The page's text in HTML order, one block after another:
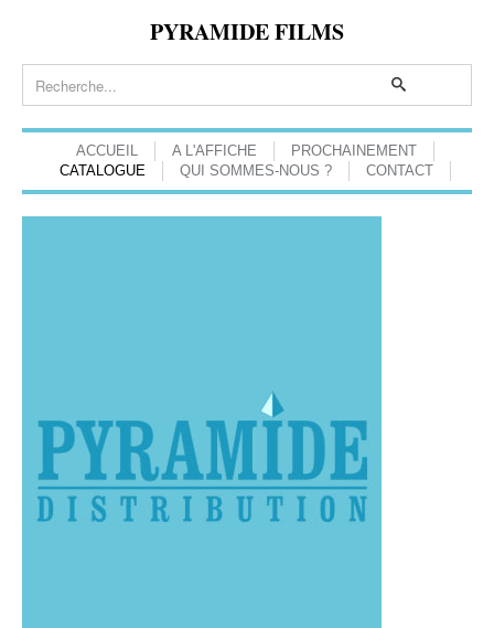
PYRAMIDE FILMS
ACCUEIL A L'AFFICHE
PROCHAINEMENT
CATALOGUE
QUI SOMMES-NOUS ? CONTACT